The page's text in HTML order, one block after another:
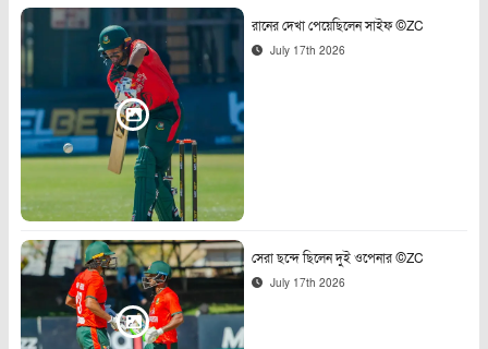
রানের দেখা পেয়েছিলেন সাইফ ©ZC
July 17th 2026
সেরা ছন্দে ছিলেন দুই ওপেনার ©ZC
July 17th 2026